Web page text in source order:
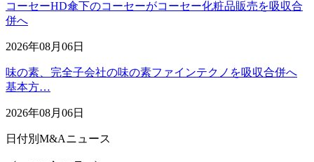
コーセーHD傘下のコーセーがコーセー化粧品販売を吸収合
併へ
2026年08月06日
味の素、完全子会社の味の素ファインテクノを吸収合併へ
基本方…
2026年08月06日
日付別M&Aニュース